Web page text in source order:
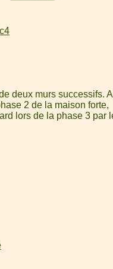
deux murs successifs. A
2 de la maison forte,
lors de la phase 3 par